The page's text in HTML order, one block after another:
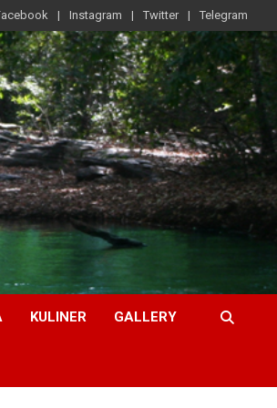
Instagram Twitter Telegram
KULINER GALLERY